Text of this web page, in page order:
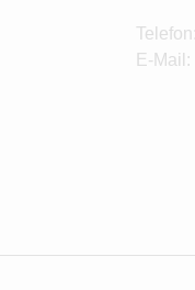
Telefon:
E-Mail: